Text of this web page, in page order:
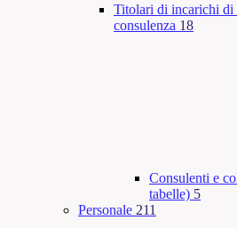
Titolari di incarichi di
consulenza 18
Consulenti e
tabelle) 5
Personale 211